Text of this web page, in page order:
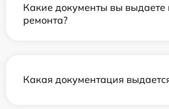
Какие документы вы выдаете
ремонта?
Какая документация